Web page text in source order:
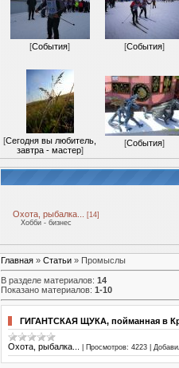
[События] [События]
[Сегодня вы любитель,
завтра - мастер]
[События]
Охота, рыбалка...
[14]
Хобби - бизнес
Главная » Статьи » Промыслы
В разделе материалов: 14
Показано материалов: 1-10
ГИГАНТСКАЯ ЩУКА, пойманная в
Охота, рыбалка... Просмотров: 4223